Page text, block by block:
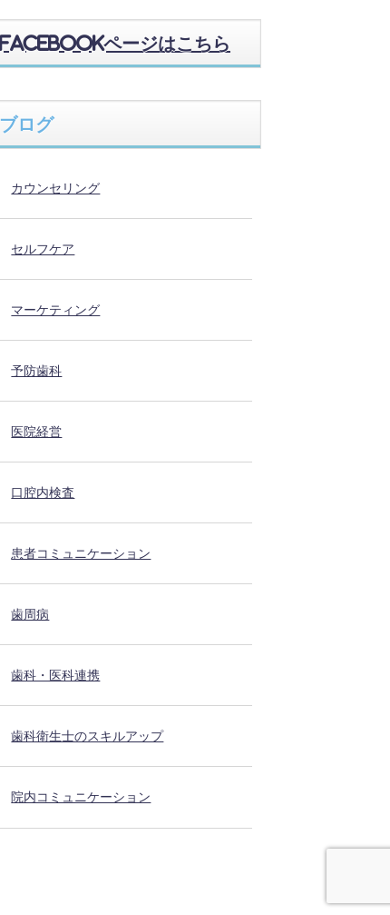
Facebookページはこちら
ブログ
カウンセリング
セルフケア
マーケティング
予防歯科
医院経営
口腔内検査
患者コミュニケーション
歯周病
歯科・医科連携
歯科衛生士のスキルアップ
院内コミュニケーション